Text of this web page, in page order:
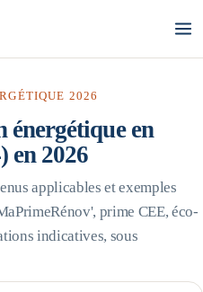
2026
énergétique en
) en 2026
applicables et exemples
prime CEE, éco-
indicatives, sous